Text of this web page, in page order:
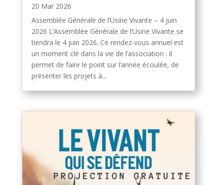
20 Mar 2026
Assemblée Générale de l’Usine Vivante – 4 juin
2026 L’Assemblée Générale de l’Usine Vivante se
tiendra le 4 juin 2026. Ce rendez-vous annuel est
un moment clé dans la vie de l’association : il
permet de faire le point sur l’année écoulée, de
présenter les projets à...